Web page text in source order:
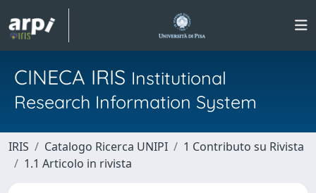
CINECA IRIS Institutional
Research Information System
IRIS Catalogo Ricerca UNIPI
1 Contributo su Rivista
1.1 Articolo in rivista